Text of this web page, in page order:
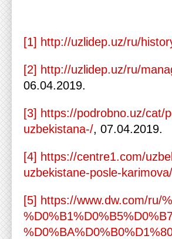
[1] http://uzlidep.uz/ru/
[2] http://uzlidep.uz/ru/
06.04.2019.
[3] https://podrobno.uz/cat/
uzbekistana-/, 07.04.2019.
[4] https://centre1.com/
uzbekistane-posle-karimova/
[5] https://www.dw.com/ru/